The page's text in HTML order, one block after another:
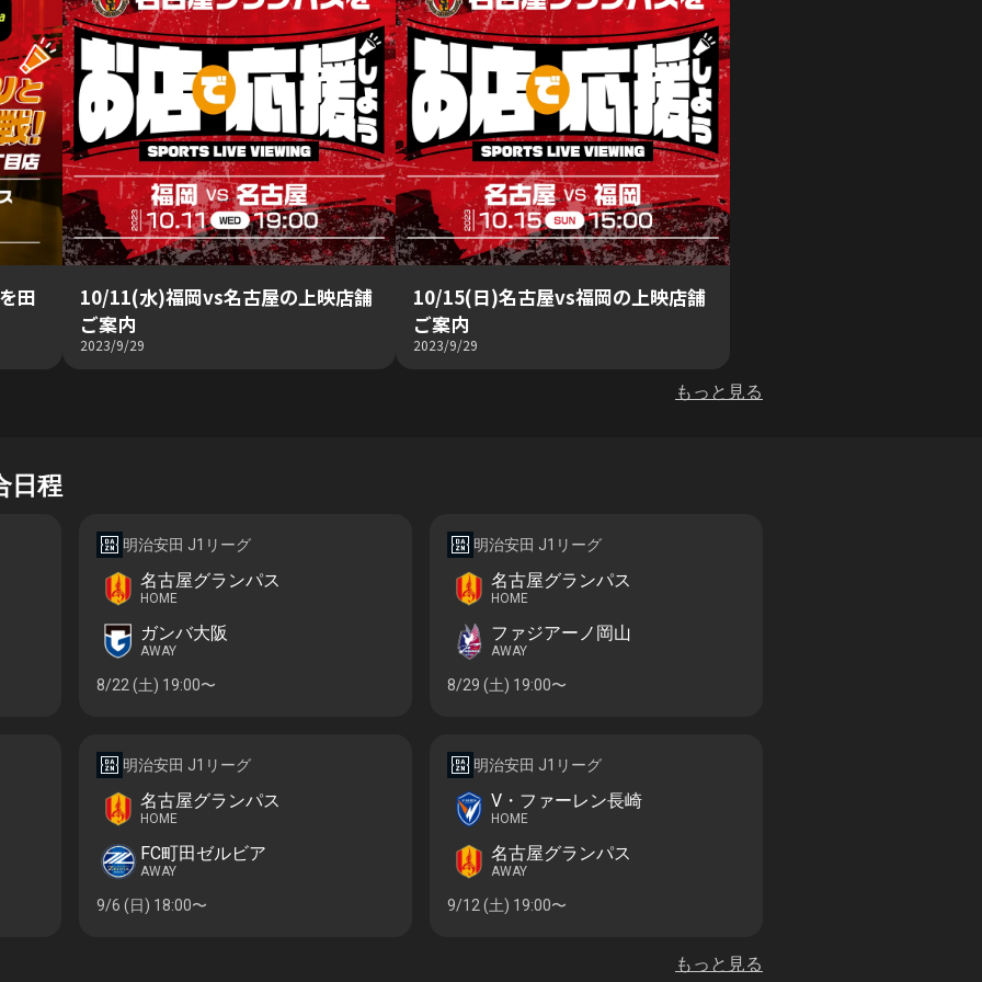
田
10/11(水)福岡vs名古屋の上映店舗
ご案内
2023/9/29
10/15(日)名古屋vs福岡の上映店舗
ご案内
2023/9/29
もっと見る
日程
明治安田 J1リーグ
名古屋グランパス
HOME
ガンバ大阪
AWAY
8/22 (土) 19:00〜
明治安田 J1リーグ
名古屋グランパス
HOME
ファジアーノ岡山
AWAY
8/29 (土) 19:00〜
明治安田 J1リーグ
名古屋グランパス
HOME
FC町田ゼルビア
AWAY
9/6 (日) 18:00〜
明治安田 J1リーグ
V・ファーレン長崎
HOME
名古屋グランパス
AWAY
9/12 (土) 19:00〜
もっと見る